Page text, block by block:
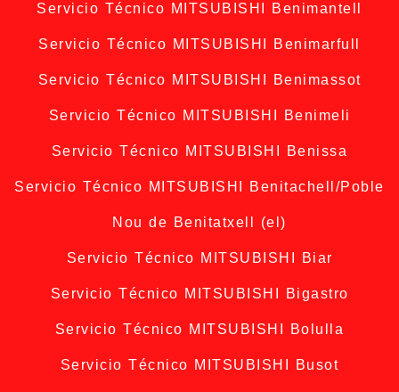
Servicio Técnico MITSUBISHI Benimantell
Servicio Técnico MITSUBISHI Benimarfull
Servicio Técnico MITSUBISHI Benimassot
Servicio Técnico MITSUBISHI Benimeli
Servicio Técnico MITSUBISHI Benissa
Servicio Técnico MITSUBISHI Benitachell/Poble
Nou de Benitatxell (el)
Servicio Técnico MITSUBISHI Biar
Servicio Técnico MITSUBISHI Bigastro
Servicio Técnico MITSUBISHI Bolulla
Servicio Técnico MITSUBISHI Busot